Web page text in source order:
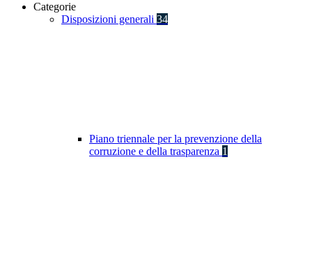
Categorie
Disposizioni generali 34
Piano triennale per la prevenzione della
corruzione e della trasparenza 1